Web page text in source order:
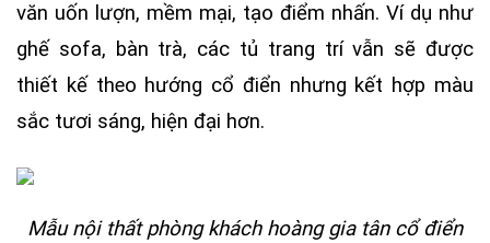
văn uốn lượn, mềm mại, tạo điểm nhấn. Ví dụ như
ghế sofa, bàn trà, các tủ trang trí vẫn sẽ được
thiết kế theo hướng cổ điển nhưng kết hợp màu
sắc tươi sáng, hiện đại hơn.
Mẫu nội thất phòng khách hoàng gia tân cổ điển